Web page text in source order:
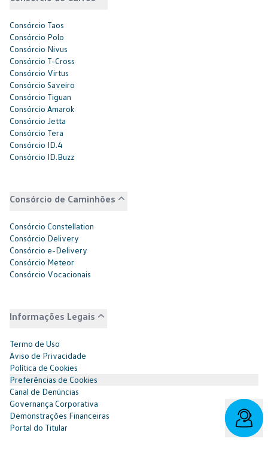
Consórcio Taos
Consórcio Polo
Consórcio Nivus
Consórcio T-Cross
Consórcio Virtus
Consórcio Saveiro
Consórcio Tiguan
Consórcio Amarok
Consórcio Jetta
Consórcio Tera
Consórcio ID.4
Consórcio ID.Buzz
Consórcio de Caminhões
Consórcio Constellation
Consórcio Delivery
Consórcio e-Delivery
Consórcio Meteor
Consórcio Vocacionais
Informações Legais
Termo de Uso
Aviso de Privacidade
Política de Cookies
Preferências de Cookies
Canal de Denúncias
Governança Corporativa
Demonstrações Financeiras
Portal do Titular